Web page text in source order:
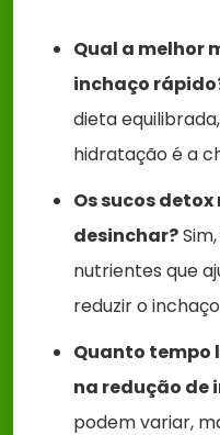
Qual a melhor
inchaço
dieta
hidratação é a
Os sucos
desinchar?
nutrientes que
reduzir o
Quanto tempo
na redução de
podem variar,